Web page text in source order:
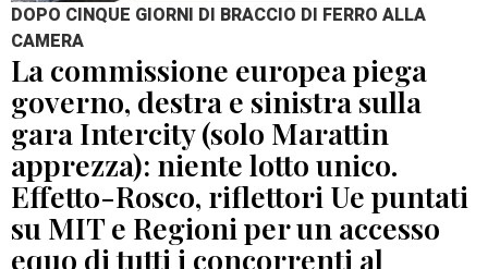
DOPO CINQUE GIORNI DI BRACCIO DI FERRO ALLA
CAMERA
La commissione europea piega
governo, destra e sinistra sulla
gara Intercity (solo Marattin
apprezza): niente lotto unico.
Effetto-Rosco, riflettori Ue puntati
su MIT e Regioni per un accesso
equo di tutti i concorrenti al